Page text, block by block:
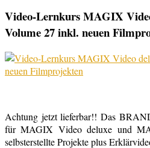
Video-Lernkurs MAGIX
Volume 27 inkl. neuen
Achtung jetzt lieferbar!! Das
für MAGIX Video deluxe und
selbsterstellte Projekte plus